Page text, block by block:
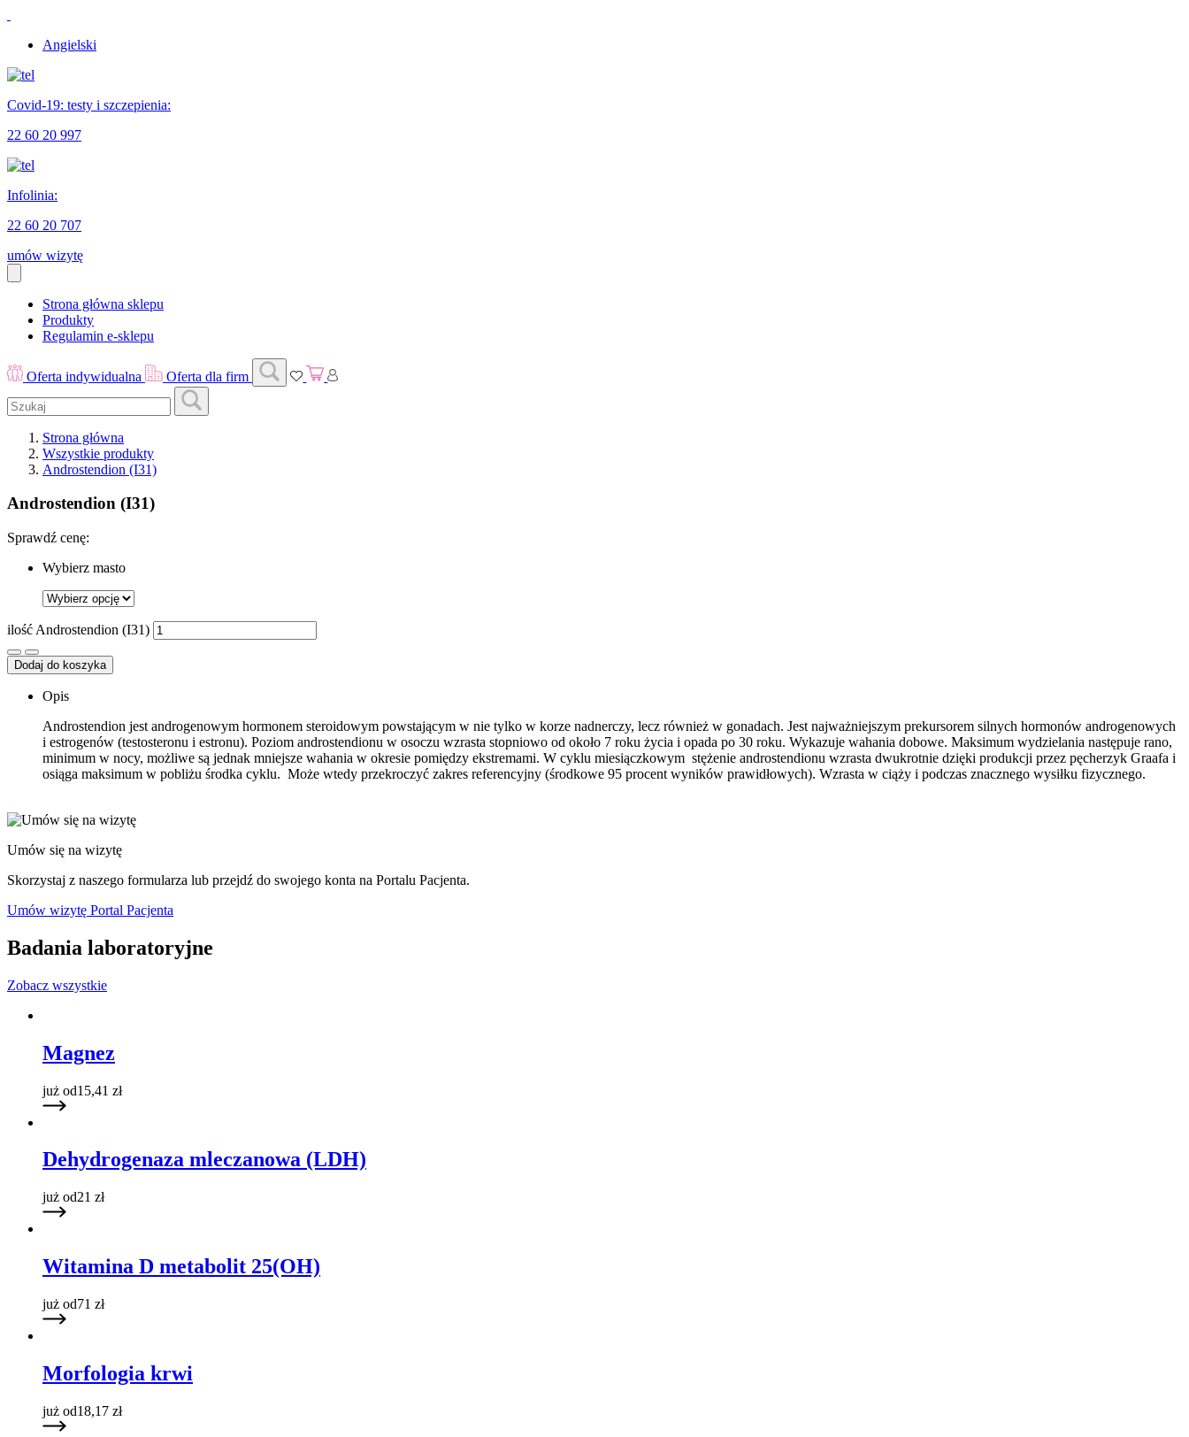
Angielski
Covid-19: testy i szczepienia:
22 60 20 997
Infolinia:
22 60 20 707
umów wizytę
Strona główna sklepu
Produkty
Regulamin e-sklepu
Oferta indywidualna Oferta dla firm
Strona główna
Wszystkie produkty
Androstendion (I31)
Androstendion (I31)
Sprawdź cenę:
Wybierz masto
ilość Androstendion (I31)
Dodaj do koszyka
Opis
Androstendion jest androgenowym hormonem steroidowym powstającym w nie tylko w korze nadnerczy, lecz również w gonadach. Jest najważniejszym prekursorem silnych hormonów androgenowych
i estrogenów (testosteronu i estronu). Poziom androstendionu w osoczu wzrasta stopniowo od około 7 roku życia i opada po 30 roku. Wykazuje wahania dobowe. Maksimum wydzielania następuje rano,
minimum w nocy, możliwe są jednak mniejsze wahania w okresie pomiędzy ekstremami. W cyklu miesiączkowym stężenie androstendionu wzrasta dwukrotnie dzięki produkcji przez pęcherzyk Graafa i
osiąga maksimum w pobliżu środka cyklu. Może wtedy przekroczyć zakres referencyjny (środkowe 95 procent wyników prawidłowych). Wzrasta w ciąży i podczas znacznego wysiłku fizycznego.
Umów się na wizytę
Skorzystaj z naszego formularza lub przejdź do swojego konta na Portalu Pacjenta.
Umów wizytę Portal Pacjenta
Badania laboratoryjne
Zobacz wszystkie
Magnez
już od15,41 zł
Dehydrogenaza mleczanowa (LDH)
już od21 zł
Witamina D metabolit 25(OH)
już od71 zł
Morfologia krwi
już od18,17 zł